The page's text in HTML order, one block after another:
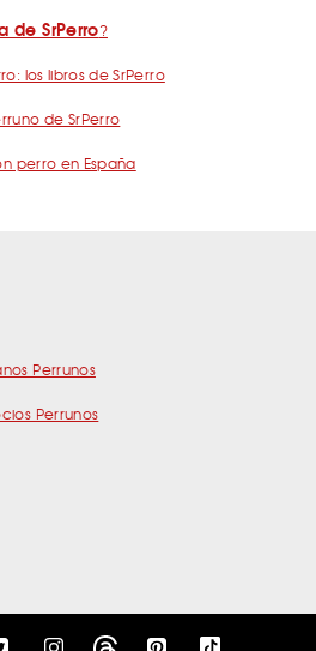
de SrPerro?
los libros de SrPerro
de SrPerro
perro en España
Perrunos
Perrunos